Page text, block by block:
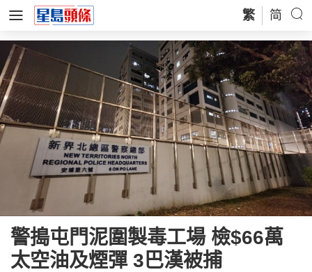
繁 简
警搗屯門泥圍製毒工場 檢$66萬
太空油及煙彈 3巴漢被捕